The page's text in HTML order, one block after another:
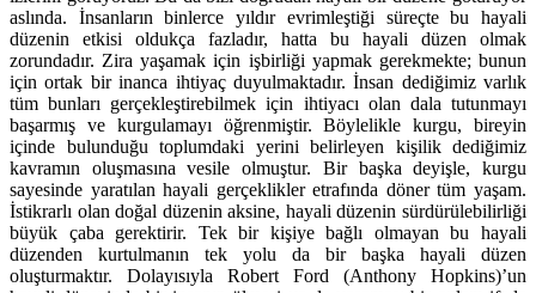
aslında. İnsanların binlerce yıldır evrimleştiği süreçte bu hayali
düzenin etkisi oldukça fazladır, hatta bu hayali düzen olmak
zorundadır. Zira yaşamak için işbirliği yapmak gerekmekte; bunun
için ortak bir inanca ihtiyaç duyulmaktadır. İnsan dediğimiz varlık
tüm bunları gerçekleştirebilmek için ihtiyacı olan dala tutunmayı
başarmış ve kurgulamayı öğrenmiştir. Böylelikle kurgu, bireyin
içinde bulunduğu toplumdaki yerini belirleyen kişilik dediğimiz
kavramın oluşmasına vesile olmuştur. Bir başka deyişle, kurgu
sayesinde yaratılan hayali gerçeklikler etrafında döner tüm yaşam.
İstikrarlı olan doğal düzenin aksine, hayali düzenin sürdürülebilirliği
büyük çaba gerektirir. Tek bir kişiye bağlı olmayan bu hayali
düzenden kurtulmanın tek yolu da bir başka hayali düzen
oluşturmaktır. Dolayısıyla Robert Ford (Anthony Hopkins)’un